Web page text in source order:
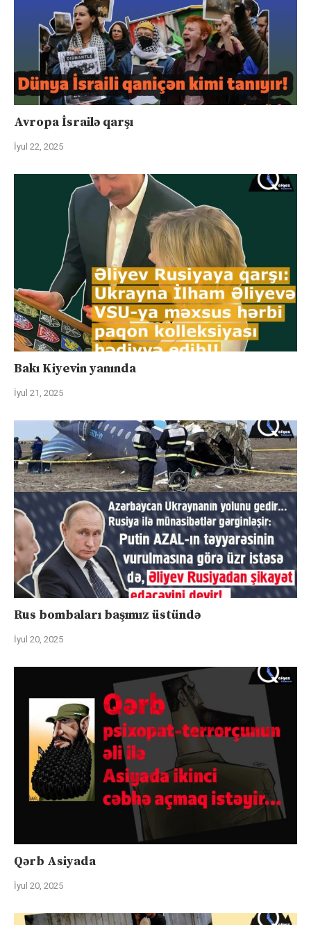
Avropa İsrailə qarşı
İyul 22, 2025
Bakı Kiyevin yanında
İyul 21, 2025
Rus bombaları başımız üstündə
İyul 20, 2025
Qərb Asiyada
İyul 20, 2025